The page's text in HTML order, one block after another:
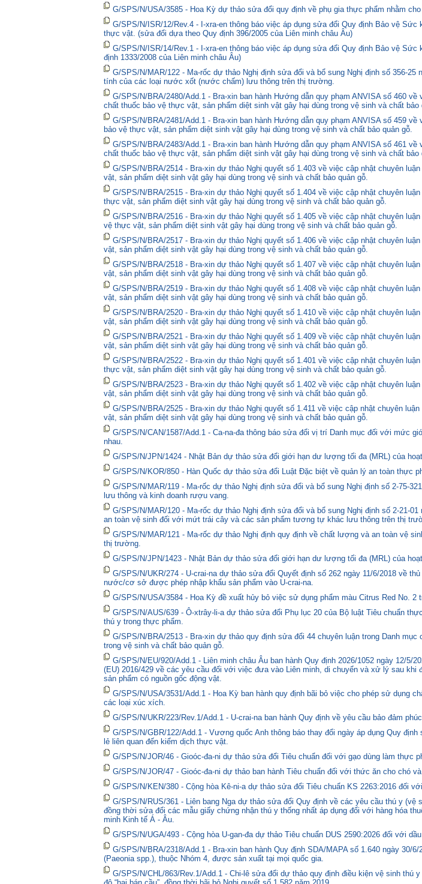
G/SPS/N/USA/3585 - Hoa Kỳ dự thảo sửa đổi quy định về phụ gia thực phẩm nhằm
G/SPS/N/ISR/12/Rev.4 - I-xra-en thông báo việc áp dụng sửa đổi Quy định Bảo vệ
thực vật. (sửa đổi dựa theo Quy định 396/2005 của Liên minh châu Âu)
G/SPS/N/ISR/14/Rev.1 - I-xra-en thông báo việc áp dụng sửa đổi Quy định Bảo vệ
định 1333/2008 của Liên minh châu Âu)
G/SPS/N/MAR/122 - Ma-rốc dự thảo Nghị định sửa đổi và bổ sung Nghị định số 356-25
tính của các loại nước xốt (nước chấm) lưu thông trên thị trường.
G/SPS/N/BRA/2480/Add.1 - Bra-xin ban hành Hướng dẫn quy phạm ANVISA số 460
chất thuốc bảo vệ thực vật, sản phẩm diệt sinh vật gây hại dùng trong vệ sinh và chất bảo
G/SPS/N/BRA/2481/Add.1 - Bra-xin ban hành Hướng dẫn quy phạm ANVISA số 459
bảo vệ thực vật, sản phẩm diệt sinh vật gây hại dùng trong vệ sinh và chất bảo quản gỗ.
G/SPS/N/BRA/2483/Add.1 - Bra-xin ban hành Hướng dẫn quy phạm ANVISA số 461
chất thuốc bảo vệ thực vật, sản phẩm diệt sinh vật gây hại dùng trong vệ sinh và chất bảo
G/SPS/N/BRA/2514 - Bra-xin dự thảo Nghị quyết số 1.403 về việc cập nhật chuyên
vật, sản phẩm diệt sinh vật gây hại dùng trong vệ sinh và chất bảo quản gỗ.
G/SPS/N/BRA/2515 - Bra-xin dự thảo Nghị quyết số 1.404 về việc cập nhật chuyên
thực vật, sản phẩm diệt sinh vật gây hại dùng trong vệ sinh và chất bảo quản gỗ.
G/SPS/N/BRA/2516 - Bra-xin dự thảo Nghị quyết số 1.405 về việc cập nhật chuyên
vệ thực vật, sản phẩm diệt sinh vật gây hại dùng trong vệ sinh và chất bảo quản gỗ.
G/SPS/N/BRA/2517 - Bra-xin dự thảo Nghị quyết số 1.406 về việc cập nhật chuyên
vật, sản phẩm diệt sinh vật gây hại dùng trong vệ sinh và chất bảo quản gỗ.
G/SPS/N/BRA/2518 - Bra-xin dự thảo Nghị quyết số 1.407 về việc cập nhật chuyên
vật, sản phẩm diệt sinh vật gây hại dùng trong vệ sinh và chất bảo quản gỗ.
G/SPS/N/BRA/2519 - Bra-xin dự thảo Nghị quyết số 1.408 về việc cập nhật chuyên
vật, sản phẩm diệt sinh vật gây hại dùng trong vệ sinh và chất bảo quản gỗ.
G/SPS/N/BRA/2520 - Bra-xin dự thảo Nghị quyết số 1.410 về việc cập nhật chuyên
vật, sản phẩm diệt sinh vật gây hại dùng trong vệ sinh và chất bảo quản gỗ.
G/SPS/N/BRA/2521 - Bra-xin dự thảo Nghị quyết số 1.409 về việc cập nhật chuyên
vật, sản phẩm diệt sinh vật gây hại dùng trong vệ sinh và chất bảo quản gỗ.
G/SPS/N/BRA/2522 - Bra-xin dự thảo Nghị quyết số 1.401 về việc cập nhật chuyên
thực vật, sản phẩm diệt sinh vật gây hại dùng trong vệ sinh và chất bảo quản gỗ.
G/SPS/N/BRA/2523 - Bra-xin dự thảo Nghị quyết số 1.402 về việc cập nhật chuyên
vật, sản phẩm diệt sinh vật gây hại dùng trong vệ sinh và chất bảo quản gỗ.
G/SPS/N/BRA/2525 - Bra-xin dự thảo Nghị quyết số 1.411 về việc cập nhật chuyên
vật, sản phẩm diệt sinh vật gây hại dùng trong vệ sinh và chất bảo quản gỗ.
G/SPS/N/CAN/1587/Add.1 - Ca-na-đa thông báo sửa đổi vị trí Danh mục đối với mức
nhau.
G/SPS/N/JPN/1424 - Nhật Bản dự thảo sửa đổi giới hạn dư lượng tối đa (MRL) của
G/SPS/N/KOR/850 - Hàn Quốc dự thảo sửa đổi Luật Đặc biệt về quản lý an toàn thực
G/SPS/N/MAR/119 - Ma-rốc dự thảo Nghị định sửa đổi và bổ sung Nghị định số 2-75-
lưu thông và kinh doanh rượu vang.
G/SPS/N/MAR/120 - Ma-rốc dự thảo Nghị định sửa đổi và bổ sung Nghị định số 2-21-
an toàn vệ sinh đối với mứt trái cây và các sản phẩm tương tự khác lưu thông trên thị
G/SPS/N/MAR/121 - Ma-rốc dự thảo Nghị định quy định về chất lượng và an toàn vệ
thị trường.
G/SPS/N/JPN/1423 - Nhật Bản dự thảo sửa đổi giới hạn dư lượng tối đa (MRL) của
G/SPS/N/UKR/274 - U-crai-na dự thảo sửa đổi Quyết định số 262 ngày 11/6/2018 về
nước/cơ sở được phép nhập khẩu sản phẩm vào U-crai-na.
G/SPS/N/USA/3584 - Hoa Kỳ đề xuất hủy bỏ việc sử dụng phẩm màu Citrus Red No.
G/SPS/N/AUS/639 - Ô-xtrây-li-a dự thảo sửa đổi Phụ lục 20 của Bộ luật Tiêu chuẩn
thú y trong thực phẩm.
G/SPS/N/BRA/2513 - Bra-xin dự thảo quy định sửa đổi 44 chuyên luận trong Danh
trong vệ sinh và chất bảo quản gỗ.
G/SPS/N/EU/920/Add.1 - Liên minh châu Âu ban hành Quy định 2026/1052 ngày 12/
(EU) 2016/429 về các yêu cầu đối với việc đưa vào Liên minh, di chuyển và xử lý sau
sản phẩm có nguồn gốc động vật.
G/SPS/N/USA/3531/Add.1 - Hoa Kỳ ban hành quy định bãi bỏ việc cho phép sử dụng
các loại xúc xích.
G/SPS/N/UKR/223/Rev.1/Add.1 - U-crai-na ban hành Quy định về yêu cầu bảo đảm
G/SPS/N/GBR/122/Add.1 - Vương quốc Anh thông báo thay đổi ngày áp dụng Quy
lẻ liên quan đến kiểm dịch thực vật.
G/SPS/N/JOR/46 - Gioóc-đa-ni dự thảo sửa đổi Tiêu chuẩn đối với gạo dùng làm thực
G/SPS/N/JOR/47 - Gioóc-đa-ni dự thảo ban hành Tiêu chuẩn đối với thức ăn cho chó
G/SPS/N/KEN/380 - Cộng hòa Kê-ni-a dự thảo sửa đổi Tiêu chuẩn KS 2263:2016 đối
G/SPS/N/RUS/361 - Liên bang Nga dự thảo sửa đổi Quy định về các yêu cầu thú y
đồng thời sửa đổi các mẫu giấy chứng nhận thú y thống nhất áp dụng đối với hàng hóa
minh Kinh tế Á - Âu.
G/SPS/N/UGA/493 - Cộng hòa U-gan-đa dự thảo Tiêu chuẩn DUS 2590:2026 đối với
G/SPS/N/BRA/2318/Add.1 - Bra-xin ban hành Quy định SDA/MAPA số 1.640 ngày
(Paeonia spp.), thuộc Nhóm 4, được sản xuất tại mọi quốc gia.
G/SPS/N/CHL/863/Rev.1/Add.1 - Chi-lê sửa đổi dự thảo quy định điều kiện vệ sinh